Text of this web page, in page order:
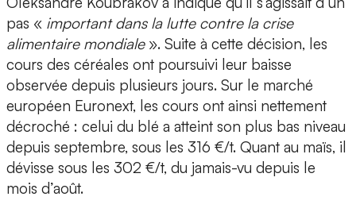
pas « important dans la lutte contre la crise
alimentaire mondiale». Suite à cette décision, les
cours des céréales ont poursuivi leur baisse
observée depuis plusieurs jours. Sur le marché
européen Euronext, les cours ont ainsi nettement
décroché : celui du blé a atteint son plus bas niveau
depuis septembre, sous les 316 €/t. Quant au maïs, il
dévisse sous les 302 €/t, du jamais-vu depuis le
mois d’août.